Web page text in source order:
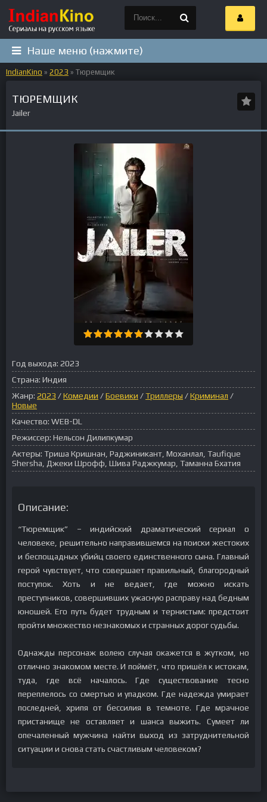
Наше меню (нажмите)
IndianKino » 2023 » Тюремщик
ТЮРЕМЩИК
Jailer
Год выхода: 2023
Страна: Индия
Жанр: 2023 /Комедии /Боевики /Триллеры /Криминал /
Новые
Качество: WEB-DL
Режиссер: Нельсон Дилипкумар
Актеры: Триша Кришнан, Раджиникант, Моханлал, Taufique
Shersha, Джеки Шрофф, Шива Раджкумар, Таманна Бхатия
Описание:
“Тюремщик” – индийский драматический сериал о
человеке, решительно направившемся на поиски жестоких
и беспощадных убийц своего единственного сына. Главный
герой чувствует, что совершает правильный, благородный
поступок. Хоть и не ведает, где можно искать
преступников, совершивших ужасную расправу над бедным
юношей. Его путь будет трудным и тернистым: предстоит
пройти множество незнакомых и странных дорог судьбы.
Однажды персонаж волею случая окажется в жутком, но
отлично знакомом месте. И поймёт, что пришёл к истокам,
туда, где всё началось. Где существование тесно
переплелось со смертью и упадком. Где надежда умирает
последней, хрипя от бессилия в темноте. Где мрачное
пристанище не оставляет и шанса выжить. Сумеет ли
опечаленный мужчина найти выход из затруднительной
ситуации и снова стать счастливым человеком?